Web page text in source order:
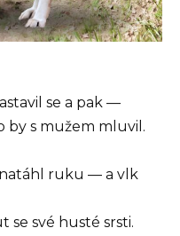
se a pak —
by s mužem mluvil.
natáhl ruku — a vlk
se své husté srsti.